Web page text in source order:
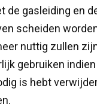
de gasleiding en
scheiden
nuttig zullen
gebruiken
is hebt